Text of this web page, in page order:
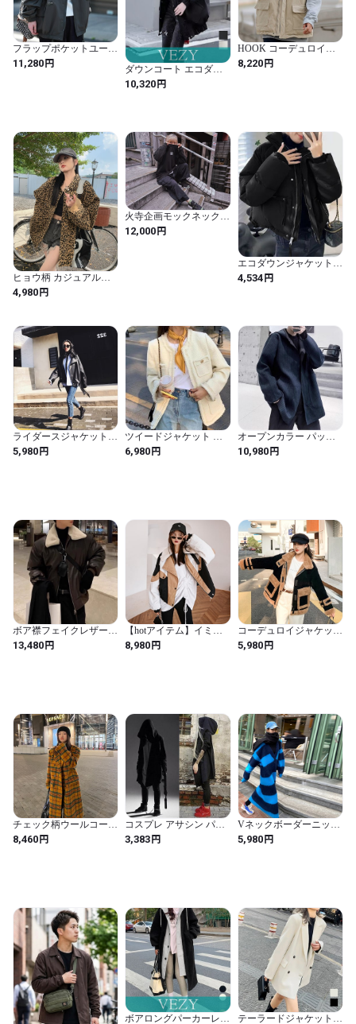
フラップポケットユーテ
ィリティユニセックスジ
ャケット A01715
11,280円
ダウンコート エコダウ
ンジャケット 防寒 ゆっ
たりフーディーコート
体型カバー冬服 アウタ
ー コート ジャケット
VEZY ベジー ItemNo.
【21762625 】
10,320円
HOOK コーデュロイハ
イネック中綿ベスト ベ
スト 中綿 冬 メンズ レデ
8,220円
ヒョウ柄 カジュアルジ
ャケット C118
4,980円
火寺企画モックネックス
ウェット-ハイパーブラ
ック&スーパーホワイト
12,000円
エコダウンジャケット
中綿ブルゾン 韓国
4,534円
ライダースジャケット
レザージャケット PUレ
ザー ライダースジャケ
5,980円
ツイードジャケット ノ
ーカラージャケット ツ
イード トリム ジャケッ
6,980円
オープンカラー パッチ
ポケット ヒップ丈 ジャ
ケット 1color MOJ0157
10,980円
ボア襟フェイクレザージ
ャケット 2color MOJ0258
13,480円
【hotアイテム】イミテ
ーションラムウールジャ
ケット コート ウォー
8,980円
コーデュロイジャケット
ボアコート ラムファー
ジャケット ルーズ ワイ
5,980円
チェック柄ウールコート
チェスターコート. ロン
グコート テーラードコ
8,460円
コスプレ アサシン パー
カー ブラックフード 丈
長 フード付き ポケット
影 大人 演奏会 舞台 演劇
3,383円
Vネックボーダーニット
ワンピース ルーズ スト
ライプ ニットワンピー
ー C329
5,980円
ボアロングパーカーレイ
テーラードジャケットレ